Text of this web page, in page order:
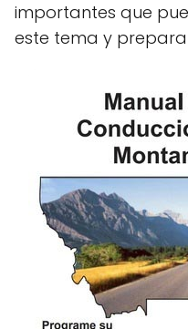
importantes que
este tema y